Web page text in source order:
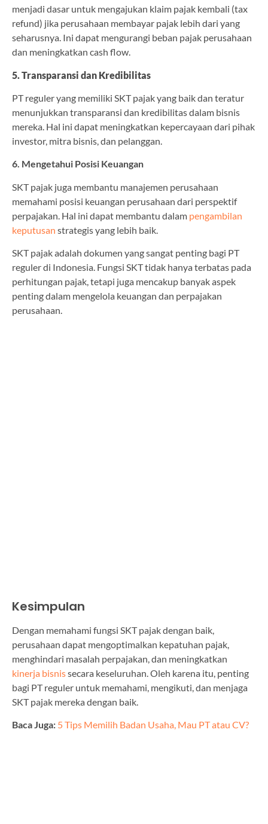
menjadi dasar untuk mengajukan klaim pajak kembali (tax
refund) jika perusahaan membayar pajak lebih dari yang
seharusnya. Ini dapat mengurangi beban pajak perusahaan
dan meningkatkan cash flow.
5. Transparansi dan Kredibilitas
PT reguler yang memiliki SKT pajak yang baik dan teratur
menunjukkan transparansi dan kredibilitas dalam bisnis
mereka. Hal ini dapat meningkatkan kepercayaan dari pihak
investor, mitra bisnis, dan pelanggan.
6. Mengetahui Posisi Keuangan
SKT pajak juga membantu manajemen perusahaan
memahami posisi keuangan perusahaan dari perspektif
perpajakan. Hal ini dapat membantu dalam pengambilan
keputusan strategis yang lebih baik.
SKT pajak adalah dokumen yang sangat penting bagi PT
reguler di Indonesia. Fungsi SKT tidak hanya terbatas pada
perhitungan pajak, tetapi juga mencakup banyak aspek
penting dalam mengelola keuangan dan perpajakan
perusahaan.
Kesimpulan
Dengan memahami fungsi SKT pajak dengan baik,
perusahaan dapat mengoptimalkan kepatuhan pajak,
menghindari masalah perpajakan, dan meningkatkan
kinerja bisnissecara keseluruhan. Oleh karena itu, penting
bagi PT reguler untuk memahami, mengikuti, dan menjaga
SKT pajak mereka dengan baik.
Baca Juga: 5 Tips Memilih Badan Usaha, Mau PT atau CV?